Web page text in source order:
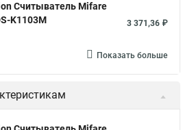
Считыватель Mifare
K1103M
3 371,36 ₽
Показать больше